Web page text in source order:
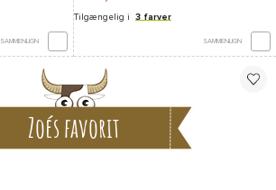
SAMMENLIGN
Tilgængelig i 3 farver
SAMMENLIGN
Zoés favorit